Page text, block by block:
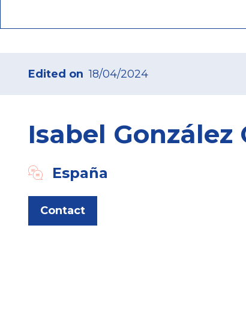
Edited on 18/04/2024
Isabel González
España
Contact